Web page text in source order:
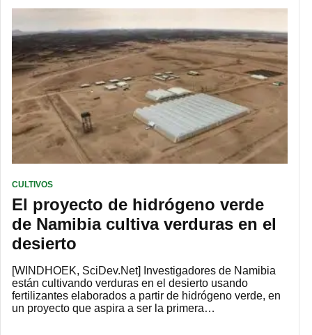
CULTIVOS
El proyecto de hidrógeno verde
de Namibia cultiva verduras en el
desierto
[WINDHOEK, SciDev.Net] Investigadores de Namibia
están cultivando verduras en el desierto usando
fertilizantes elaborados a partir de hidrógeno verde, en
un proyecto que aspira a ser la primera…